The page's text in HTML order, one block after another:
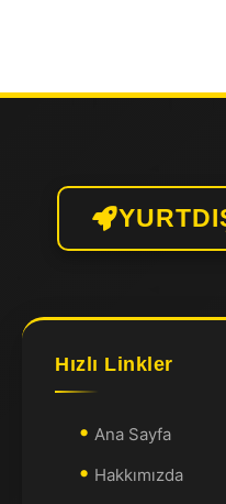
Hızlı Linkler
Ana Sayfa
Hakkımızda